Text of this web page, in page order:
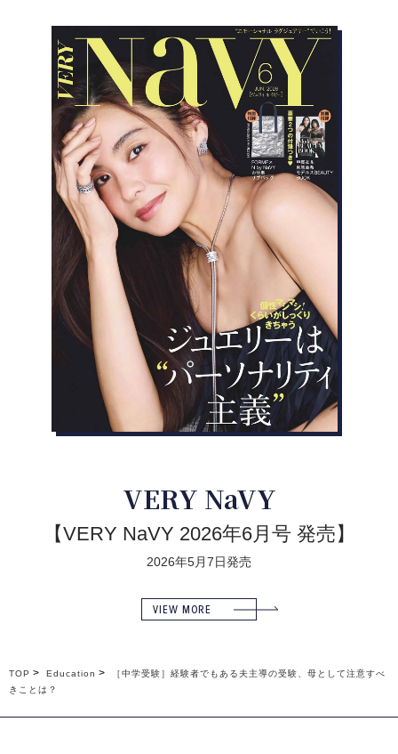
VERY NaVY
【VERY NaVY 2026年6月号 発売】
2026年5月7日発売
VIEW MORE
TOP Education
［中学受験］経験者でもある夫主導の受験、母として注意すべ
きことは？